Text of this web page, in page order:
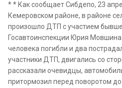
* * Как сообщает Сибдепо, 23
Кемеровском районе, в районе
произошло ДТП с участием
Госавтоинспекции Юрия
человека погибли и два
участники ДТП, двигались со
рассказали очевидцы,
притормозил перед поворотом